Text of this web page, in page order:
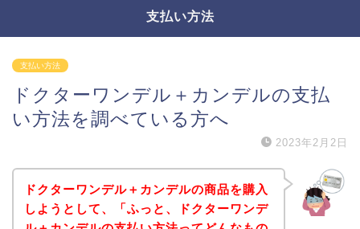
支払い方法
支払い方法
ドクターワンデル＋カンデルの支払
い方法を調べている方へ
2023年2月2日
ドクターワンデル＋カンデルの商品を購入
しようとして、「ふっと、ドクターワンデ